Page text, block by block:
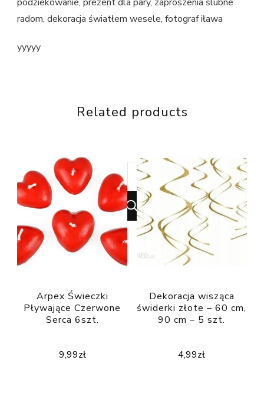
radom, dekoracja światłem wesele, fotograf iława
yyyyy
Related products
Arpex Świeczki
Pływające Czerwone
Serca 6szt.
9,99zł
Dekoracja wisząca
świderki złote – 60 cm,
90 cm – 5 szt.
4,99zł
Looking
for
Something?